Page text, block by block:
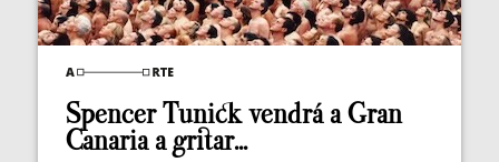
Spencer Tunick vendrá a Gran
Canaria a gritar...